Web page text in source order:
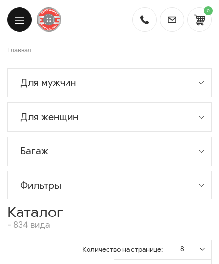
0
Главная
Для мужчин
Для женщин
Багаж
Фильтры
Каталог
- 834 вида
Количество на странице: 8